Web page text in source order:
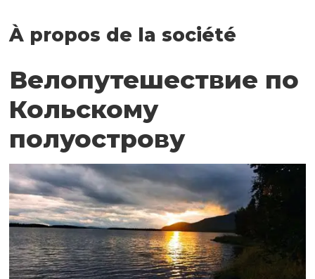
À propos de la société
Велопутешествие по
Кольскому
полуострову